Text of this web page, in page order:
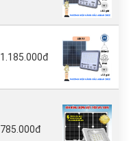
1.185.000đ
785.000đ